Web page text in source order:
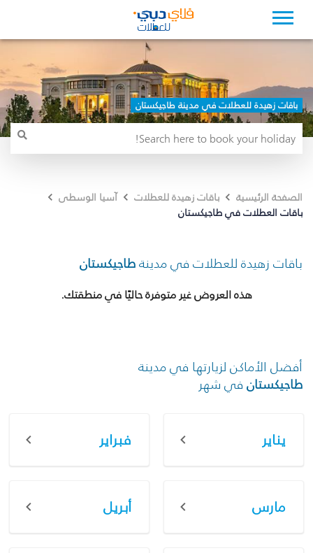
باقات زهيدة للعطلات في مدينة طاجيكستان
الصفحة الرئيسية باقات زهيدة للعطلات
آسيا الوسطى
باقات العطلات في طاجيكستان
باقات زهيدة للعطلات في مدينةطاجيكستان
هذه العروض غير متوفرة حاليًا في منطقتك.
أفضل الأماكن لزيارتها في مدينة
طاجيكستان في شهر
يناير فبراير
مارس أبريل